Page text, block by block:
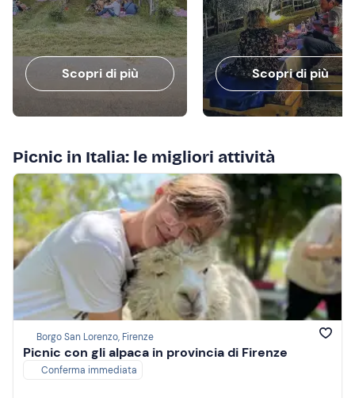
Scopri di più Scopri di più
Picnic in Italia: le migliori attività
Borgo San Lorenzo, Firenze
Picnic con gli alpaca in provincia di Firenze
Conferma immediata